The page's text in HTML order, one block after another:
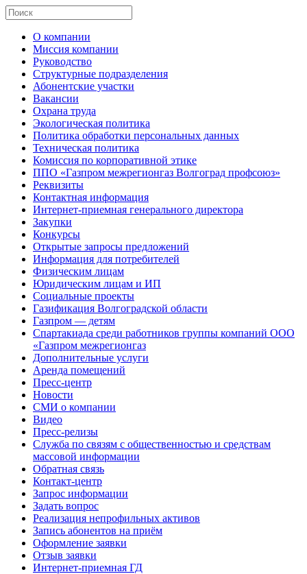
О компании
Миссия компании
Руководство
Структурные подразделения
Абонентские участки
Вакансии
Охрана труда
Экологическая политика
Политика обработки персональных данных
Техническая политика
Комиссия по корпоративной этике
ППО «Газпром межрегионгаз Волгоград профсоюз»
Реквизиты
Контактная информация
Интернет-приемная генерального директора
Закупки
Конкурсы
Открытые запросы предложений
Информация для потребителей
Физическим лицам
Юридическим лицам и ИП
Социальные проекты
Газификация Волгоградской области
Газпром — детям
Спартакиада среди работников группы компаний ООО
«Газпром межрегионгаз
Дополнительные услуги
Аренда помещений
Пресс-центр
Новости
СМИ о компании
Видео
Пресс-релизы
Служба по связям с общественностью и средствам
массовой информации
Обратная связь
Контакт-центр
Запрос информации
Задать вопрос
Реализация непрофильных активов
Запись абонентов на приём
Оформление заявки
Отзыв заявки
Интернет-приемная ГД